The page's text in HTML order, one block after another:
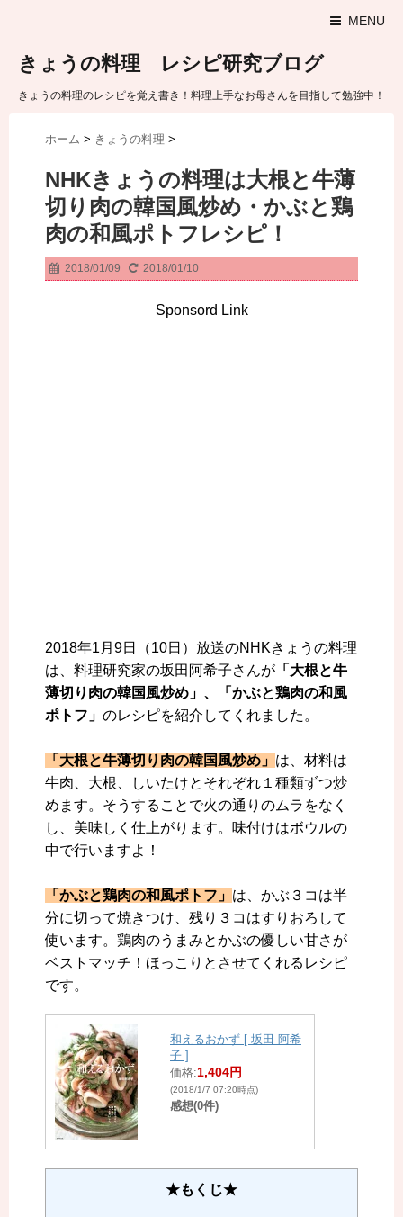
MENU
きょうの料理 レシピ研究ブログ
きょうの料理のレシピを覚え書き！料理上手なお母さんを目指して勉強中！
ホーム > きょうの料理 >
NHKきょうの料理は大根と牛薄
切り肉の韓国風炒め・かぶと鶏
肉の和風ポトフレシピ！
2018/01/09 2018/01/10
Sponsord Link
2018年1月9日（10日）放送のNHKきょうの料理
は、料理研究家の坂田阿希子さんが 「大根と牛
薄切り肉の韓国風炒め」、「かぶと鶏肉の和風
ポトフ」 のレシピを紹介してくれました。
「大根と牛薄切り肉の韓国風炒め」 は、材料は
牛肉、大根、しいたけとそれぞれ１種類ずつ炒
めます。そうすることで火の通りのムラをなく
し、美味しく仕上がります。味付けはボウルの
中で行いますよ！
「かぶと鶏肉の和風ポトフ」 は、かぶ３コは半
分に切って焼きつけ、残り３コはすりおろして
使います。鶏肉のうまみとかぶの優しい甘さが
ベストマッチ！ほっこりとさせてくれるレシピ
です。
和えるおかず [ 坂田 阿希
子 ]
価格:1,404円
(2018/1/7 07:20時点)
感想(0件)
★もくじ★